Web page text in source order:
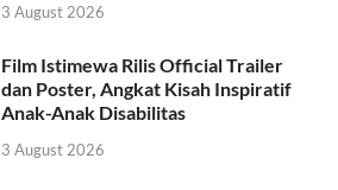
3 August 2026
Film Istimewa Rilis Official Trailer
dan Poster, Angkat Kisah Inspiratif
Anak-Anak Disabilitas
3 August 2026